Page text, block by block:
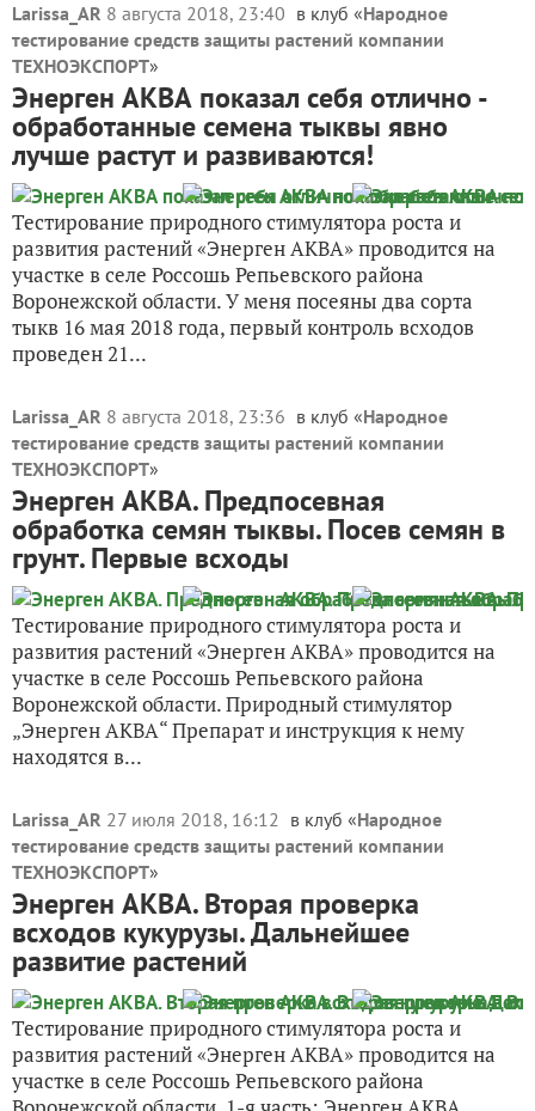
Larissa_AR 8 августа 2018, 23:40 в клуб «Народное
тестирование средств защиты растений компании
ТЕХНОЭКСПОРТ»
Энерген АКВА показал себя отлично -
обработанные семена тыквы явно
лучше растут и развиваются!
Тестирование природного стимулятора роста и
развития растений «Энерген АКВА» проводится на
участке в селе Россошь Репьевского района
Воронежской области. У меня посеяны два сорта
тыкв 16 мая 2018 года, первый контроль всходов
проведен 21...
Larissa_AR 8 августа 2018, 23:36 в клуб «Народное
тестирование средств защиты растений компании
ТЕХНОЭКСПОРТ»
Энерген АКВА. Предпосевная
обработка семян тыквы. Посев семян в
грунт. Первые всходы
Тестирование природного стимулятора роста и
развития растений «Энерген АКВА» проводится на
участке в селе Россошь Репьевского района
Воронежской области. Природный стимулятор
„Энерген АКВА“ Препарат и инструкция к нему
находятся в...
Larissa_AR 27 июля 2018, 16:12 в клуб «Народное
тестирование средств защиты растений компании
ТЕХНОЭКСПОРТ»
Энерген АКВА. Вторая проверка
всходов кукурузы. Дальнейшее
развитие растений
Тестирование природного стимулятора роста и
развития растений «Энерген АКВА» проводится на
участке в селе Россошь Репьевского района